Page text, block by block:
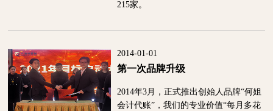
215家。
2014-01-01
第一次品牌升级
2014年3月，正式推出创始人品牌“何姐
会计代账”，我们的专业价值“每月多花